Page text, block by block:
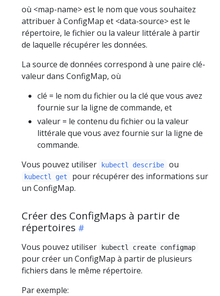
où <map-name> est le nom que vous souhaitez
attribuer à ConfigMap et <data-source> est le
répertoire, le fichier ou la valeur littérale à partir
de laquelle récupérer les données.
La source de données correspond à une paire clé-
valeur dans ConfigMap, où
clé = le nom du fichier ou la clé que vous avez
fournie sur la ligne de commande, et
valeur = le contenu du fichier ou la valeur
littérale que vous avez fournie sur la ligne de
commande.
Vous pouvez utiliser
kubectl describe ou
kubectl get
pour récupérer des informations sur
un ConfigMap.
Créer des ConfigMaps à partir de
répertoires
Vous pouvez utiliser kubectl create configmap
pour créer un ConfigMap à partir de plusieurs
fichiers dans le même répertoire.
Par exemple: